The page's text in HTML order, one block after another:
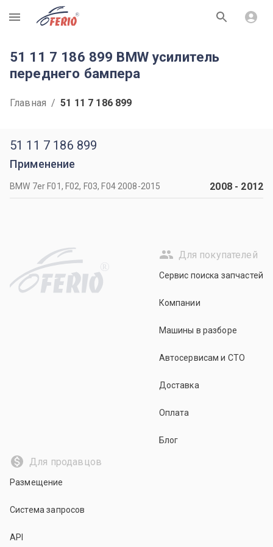
R
51 11 7 186 899 BMW усилитель
переднего бампера
Главная / 51 11 7 186 899
51 11 7 186 899
Применение
BMW 7er F01, F02, F03, F04 2008-2015 2008- 2012
R
Для покупателей
Сервис поиска запчастей
Компании
Машины в разборе
Автосервисам и СТО
Доставка
Оплата
Блог
Для продавцов
Размещение
Система запросов
API